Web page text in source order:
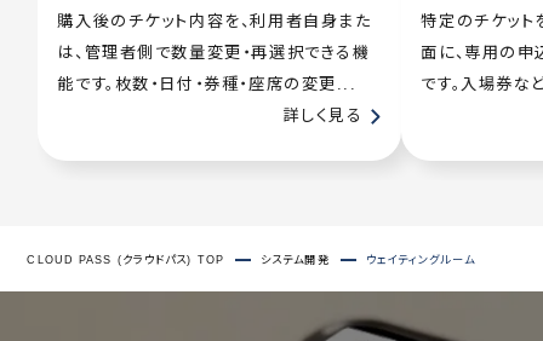
購入後のチケット内容を、利用者自身また
は、管理者側で数量変更・再選択できる機
能です。枚数・日付・券種・座席の変更...
詳しく見る
特定のチケッ
面に、専用の
です。入場券
CLOUD PASS (クラウドパス) TOP システム開発 ウェイティングルーム